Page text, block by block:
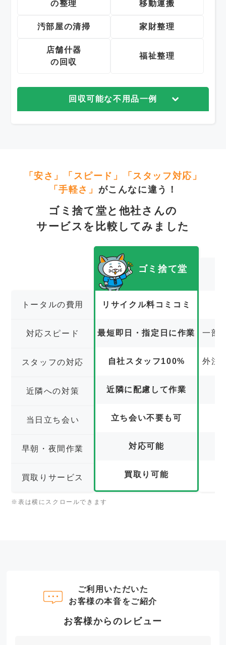
の整理 移動運搬
汚部屋の清掃 家財整理
店舗什器
の回収
福祉整理
回収可能な不用品一例
「安さ」「スピード」「スタッフ対応」
「手軽さ」 がこんなに違う！
ゴミ捨て堂と他社さんの
サービスを比較してみました
トータルの費用
対応スピード
スタッフの対応
近隣への対策
当日立ち会い
早朝・夜間作業
買取りサービス
ゴミ捨て堂
リサイクル料コミコミ
最短即日・指定日に作業
自社スタッフ100%
近隣に配慮して作業
立ち会い不要も可
対応可能
買取り可能
一部
外注
※表は横にスクロールできます
ご利用いただいた
お客様の本音をご紹介
お客様からのレビュー